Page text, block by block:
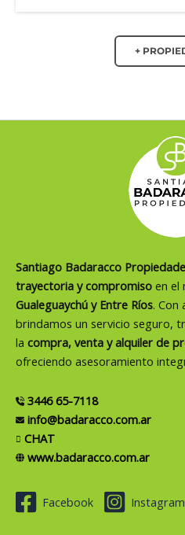
+
Santiago Badaracco
trayectoria y compromiso en el
Gualeguaychú y Entre Ríos. Con
brindamos un servicio seguro,
la compra, venta y alquiler de
ofreciendo asesoramiento
3446 65-7118
info@badaracco.com.ar
CHAT
www.badaracco.com.ar
Facebook Instagram